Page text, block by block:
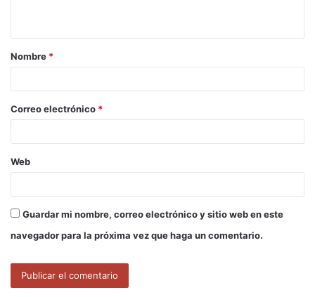
a
r
*
Nombre *
Correo electrónico *
Web
Guardar mi nombre, correo electrónico y sitio web en este
navegador para la próxima vez que haga un comentario.